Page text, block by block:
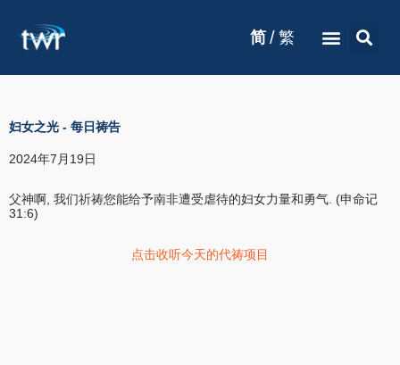
简 / 繁
妇女之光 - 每日祷告
2024年7月19日
父神啊, 我们祈祷您能给予南非遭受虐待的妇女力量和勇气. (申命记
31:6)
点击收听今天的代祷项目